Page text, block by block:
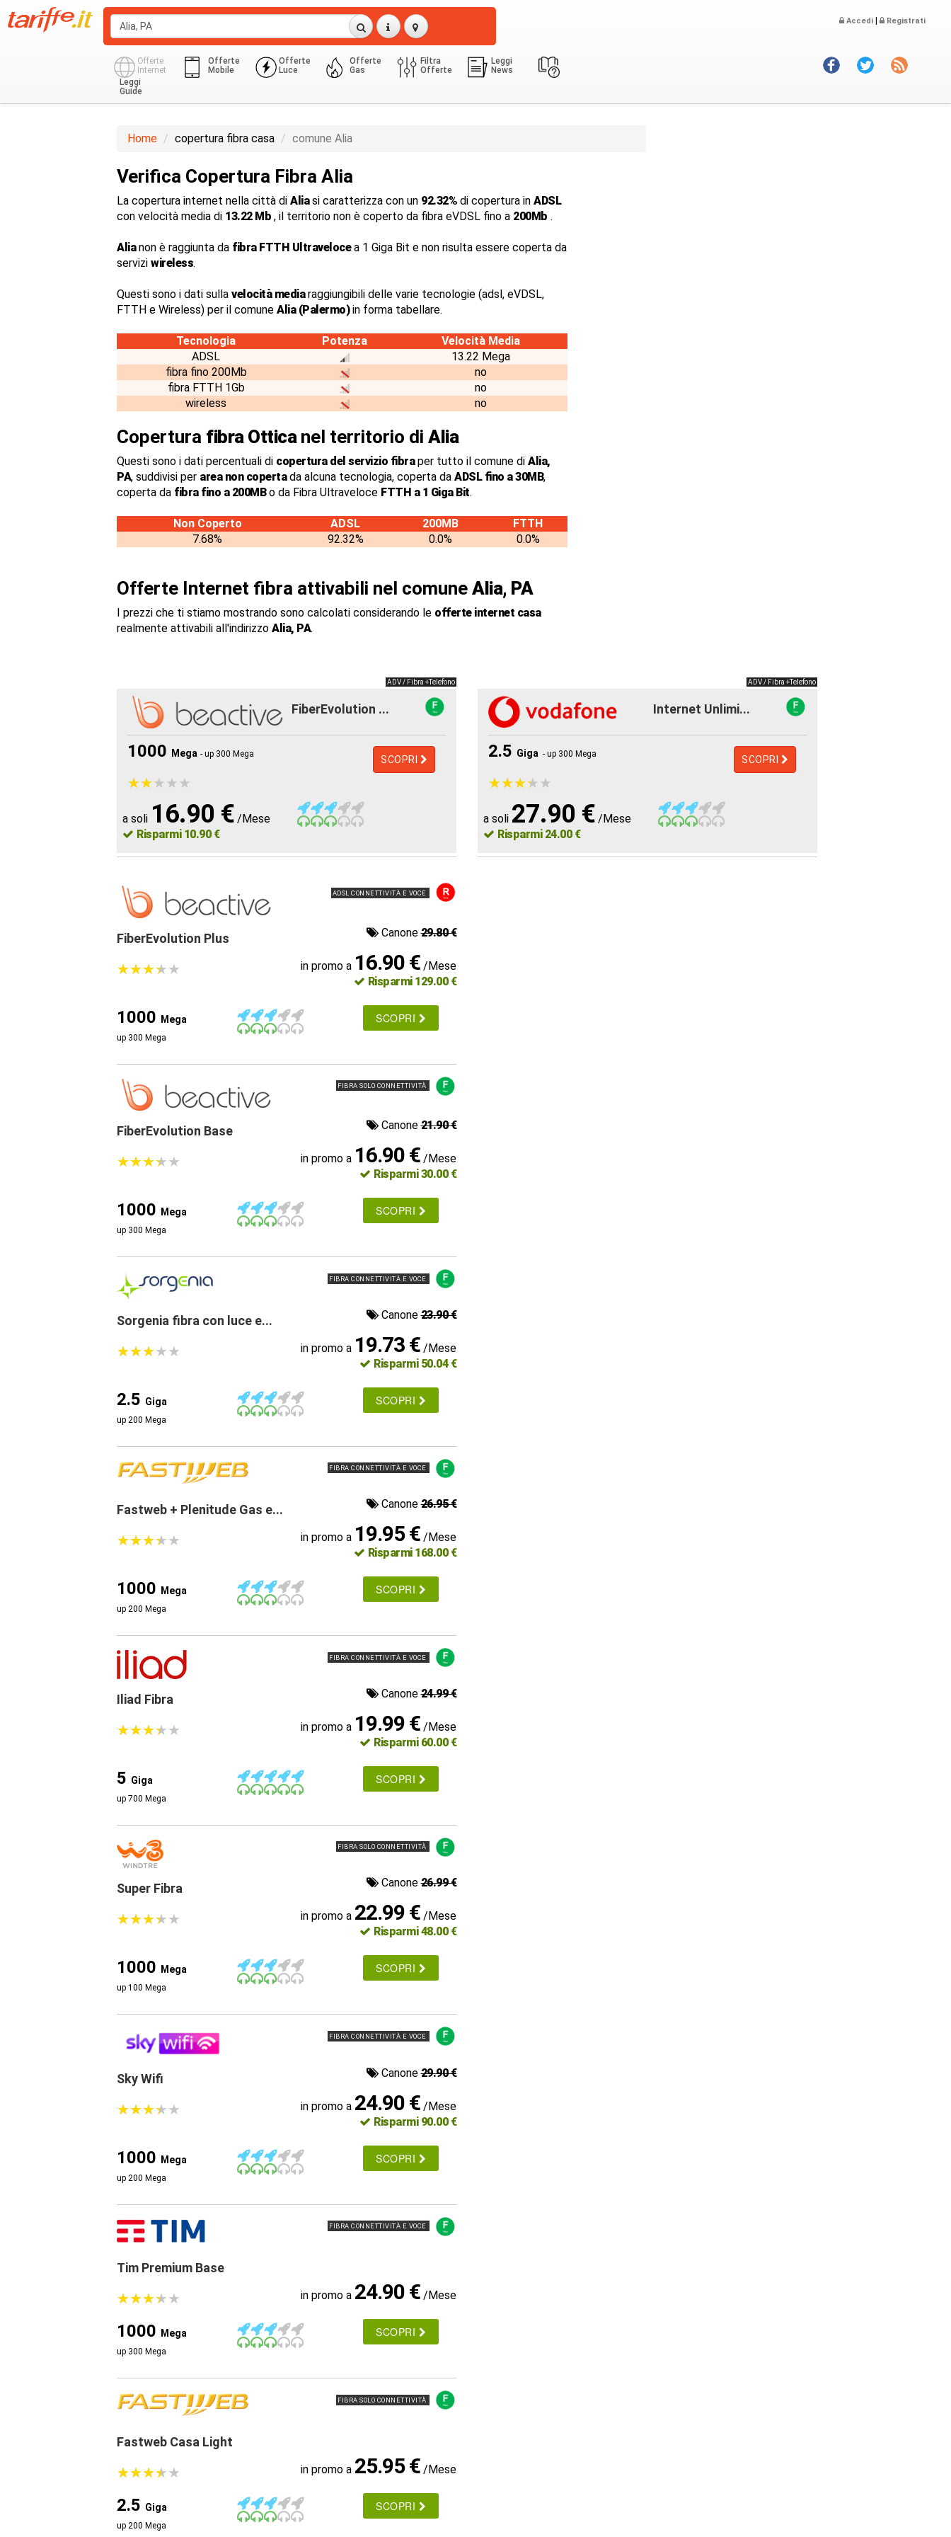
Accedi | Registrati
Offerte
Internet
Offerte
Mobile
Offerte
Luce
Offerte
Gas
Filtra
Offerte
Leggi
News
Leggi
Guide
Home copertura fibra casa comune Alia
Verifica Copertura Fibra Alia
La copertura internet nella città di Aliasi caratterizza con un 92.32% di copertura in ADSL
con velocità media di 13.22 Mb , il territorio non è coperto da fibra eVDSL fino a 200Mb .
Alianon è raggiunta da fibra FTTH Ultravelocea 1 Giga Bit e non risulta essere coperta da
servizi wireless.
Questi sono i dati sulla velocità mediaraggiungibili delle varie tecnologie (adsl, eVDSL,
FTTH e Wireless) per il comune Alia (Palermo)in forma tabellare.
Tecnologia Potenza
Velocità Media
ADSL
13.22 Mega
fibra fino 200Mb
no
fibra FTTH 1Gb
no
wireless
no
Copertura fibra Otticanel territorio di Alia
Questi sono i dati percentuali di copertura del servizio fibraper tutto il comune di Alia,
PA, suddivisi per area non copertada alcuna tecnologia, coperta da ADSL fino a 30MB,
coperta da fibra fino a 200MBo da Fibra Ultraveloce FTTH a 1 Giga Bit.
Non Coperto ADSL 200MB
FTTH
7.68%
92.32% 0.0% 0.0%
Offerte Internet fibra attivabili nel comune Alia, PA
I prezzi che ti stiamo mostrando sono calcolati considerando le offerte internet casa
realmente attivabili all'indirizzo Alia, PA.
ADV / Fibra +Telefono
FiberEvolution ...
1000 Mega - up 300 Mega SCOPRI
★★★★★
★★★★★
a soli 16.90 € /Mese
Risparmi 10.90 €
ADV / Fibra +Telefono
Internet Unlimi...
2.5 Giga - up 300 Mega SCOPRI
★★★★★
★★★★★
a soli 27.90 € /Mese
Risparmi 24.00 €
ADSL CONNETTIVITÀ E VOCE
FiberEvolution Plus Canone29.80 €
★★★★★
★★★★★ in promo a 16.90 € /Mese
Risparmi 129.00 €
1000 Mega
up 300 Mega
SCOPRI
FIBRA SOLO CONNETTIVITÀ
FiberEvolution Base Canone21.90 €
★★★★★
★★★★★ in promo a 16.90 € /Mese
Risparmi 30.00 €
1000 Mega
up 300 Mega
SCOPRI
FIBRA CONNETTIVITÀ E VOCE
Sorgenia fibra con luce e... Canone23.90 €
★★★★★
★★★★★ in promo a 19.73 € /Mese
Risparmi 50.04 €
2.5 Giga
up 200 Mega
SCOPRI
FIBRA CONNETTIVITÀ E VOCE
Fastweb + Plenitude Gas e... Canone26.95 €
★★★★★
★★★★★ in promo a 19.95 € /Mese
Risparmi 168.00 €
1000 Mega
up 200 Mega
SCOPRI
FIBRA CONNETTIVITÀ E VOCE
Iliad Fibra Canone24.99 €
★★★★★
★★★★★ in promo a 19.99 € /Mese
Risparmi 60.00 €
5 Giga
up 700 Mega
SCOPRI
FIBRA SOLO CONNETTIVITÀ
Super Fibra Canone26.99 €
★★★★★
★★★★★ in promo a 22.99 € /Mese
Risparmi 48.00 €
1000 Mega
up 100 Mega
SCOPRI
FIBRA CONNETTIVITÀ E VOCE
Sky Wifi Canone29.90 €
★★★★★
★★★★★ in promo a 24.90 € /Mese
Risparmi 90.00 €
1000 Mega
up 200 Mega
SCOPRI
FIBRA CONNETTIVITÀ E VOCE
Tim Premium Base
★★★★★
★★★★★ in promo a 24.90 € /Mese
1000 Mega
up 300 Mega
SCOPRI
FIBRA SOLO CONNETTIVITÀ
Fastweb Casa Light
★★★★★
★★★★★ in promo a 25.95 € /Mese
2.5 Giga
up 200 Mega
SCOPRI